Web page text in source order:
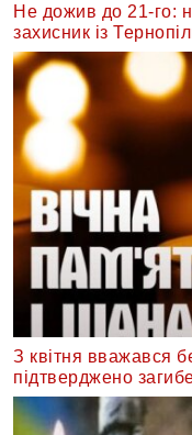
Не дожив до 21-го:
захисник із
З квітня вважався
підтверджено